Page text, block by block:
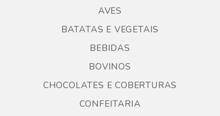
AVES
BATATAS E VEGETAIS
BEBIDAS
BOVINOS
CHOCOLATES E COBERTURAS
CONFEITARIA